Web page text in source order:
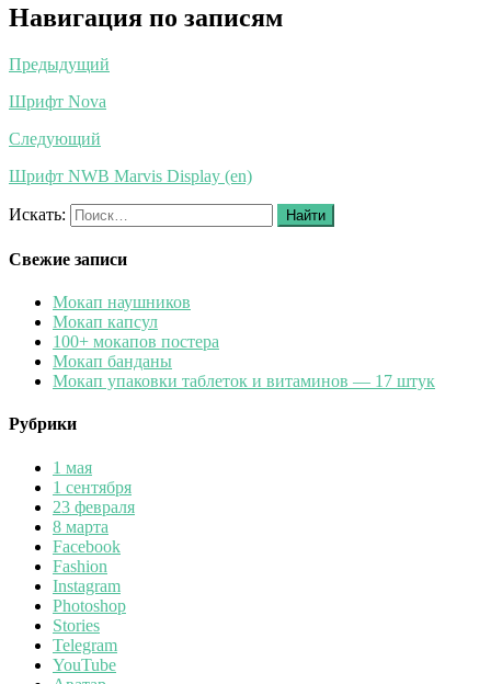
Навигация по записям
Предыдущий
Шрифт Nova
Следующий
Шрифт NWB Marvis Display (en)
Искать: Найти
Свежие записи
Мокап наушников
Мокап капсул
100+ мокапов постера
Мокап банданы
Мокап упаковки таблеток и витаминов — 17 штук
Рубрики
1 мая
1 сентября
23 февраля
8 марта
Facebook
Fashion
Instagram
Photoshop
Stories
Telegram
YouTube